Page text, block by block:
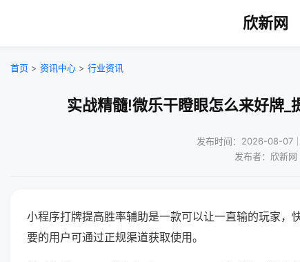
欣新网
首页 > 资讯中心 > 行业资讯
实战精髓!微乐干瞪眼怎么来好牌_
发布时间：2026-08-07
发布者：欣新网
小程序打牌提高胜率辅助是一款可以让一直输的玩家，
要的用户可通过正规渠道获取使用。